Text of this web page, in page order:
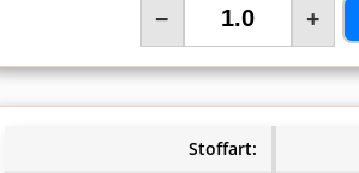
− +
Stoffart: